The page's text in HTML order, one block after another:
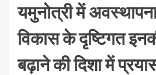
यमुनोत्री में
विकास के दृष्टिगत
बढ़ाने की दिशा में